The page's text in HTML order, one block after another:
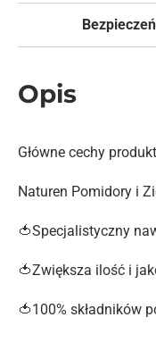
Opis
Główne cechy
Naturen Pomidory i
🍅Specjalistyczny
🍅Zwiększa ilość i
🍅100% składników